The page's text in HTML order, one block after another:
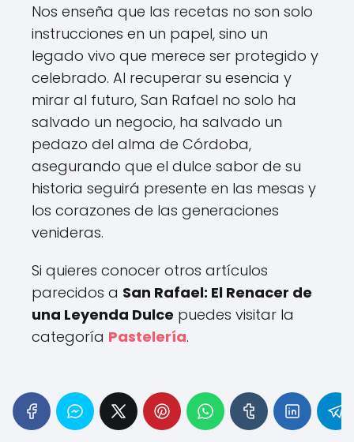
Nos enseña que las recetas no son solo
instrucciones en un papel, sino un
legado vivo que merece ser protegido y
celebrado. Al recuperar su esencia y
mirar al futuro, San Rafael no solo ha
salvado un negocio, ha salvado un
pedazo del alma de Córdoba,
asegurando que el dulce sabor de su
historia seguirá presente en las mesas y
los corazones de las generaciones
venideras.
Si quieres conocer otros artículos
parecidos a San Rafael: El Renacer de
una Leyenda Dulce puedes visitar la
categoría Pastelería.